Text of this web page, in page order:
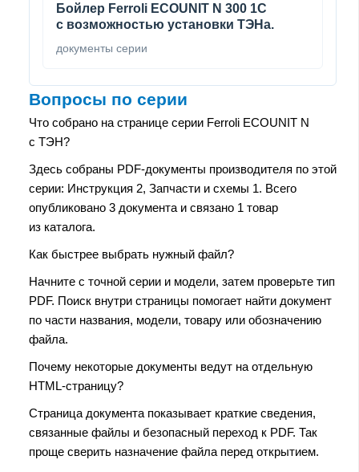
Бойлер Ferroli ECOUNIT N 300 1C
с возможностью установки ТЭНа.
документы серии
Вопросы по серии
Что собрано на странице серии Ferroli ECOUNIT N
с ТЭН?
Здесь собраны PDF-документы производителя по этой
серии: Инструкция 2, Запчасти и схемы 1. Всего
опубликовано 3 документа и связано 1 товар
из каталога.
Как быстрее выбрать нужный файл?
Начните с точной серии и модели, затем проверьте тип
PDF. Поиск внутри страницы помогает найти документ
по части названия, модели, товару или обозначению
файла.
Почему некоторые документы ведут на отдельную
HTML-страницу?
Страница документа показывает краткие сведения,
связанные файлы и безопасный переход к PDF. Так
проще сверить назначение файла перед открытием.